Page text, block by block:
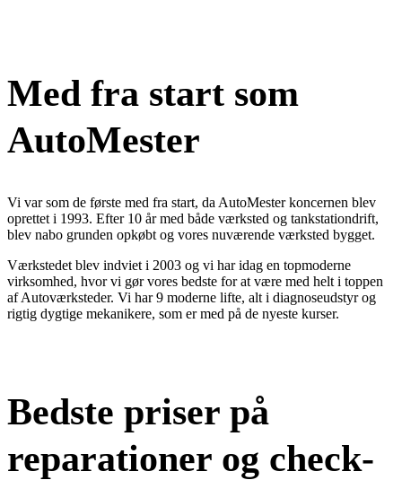
Med fra start som
AutoMester
Vi var som de første med fra start, da AutoMester koncernen blev
oprettet i 1993. Efter 10 år med både værksted og tankstationdrift,
blev nabo grunden opkøbt og vores nuværende værksted bygget.
Værkstedet blev indviet i 2003 og vi har idag en topmoderne
virksomhed, hvor vi gør vores bedste for at være med helt i toppen
af Autoværksteder. Vi har 9 moderne lifte, alt i diagnoseudstyr og
rigtig dygtige mekanikere, som er med på de nyeste kurser.
Bedste priser på
reparationer og check-